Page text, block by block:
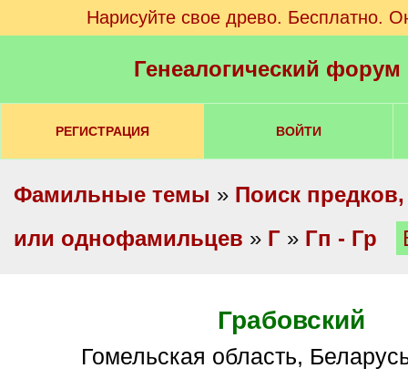
Нарисуйте свое древо. Бесплатно.
Генеалогический
РЕГИСТРАЦИЯ ВОЙТИ
Фамильные темы » Поиск
или однофамильцев » Г » Гп - Гр
Грабовский
Гомельская область,